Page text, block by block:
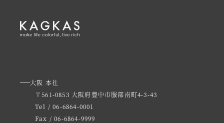
大阪 本社
〒561-0853 大阪府豊中市服部南町4-3-43
Tel / 06-6864-0001
Fax / 06-6864-9999